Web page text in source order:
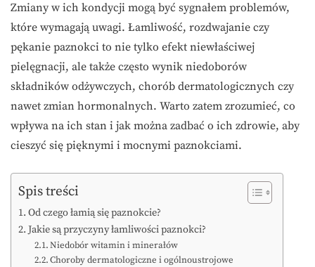
Zmiany w ich kondycji mogą być sygnałem problemów,
które wymagają uwagi. Łamliwość, rozdwajanie czy
pękanie paznokci to nie tylko efekt niewłaściwej
pielęgnacji, ale także często wynik niedoborów
składników odżywczych, chorób dermatologicznych czy
nawet zmian hormonalnych. Warto zatem zrozumieć, co
wpływa na ich stan i jak można zadbać o ich zdrowie, aby
cieszyć się pięknymi i mocnymi paznokciami.
Spis treści
Od czego łamią się paznokcie?
Jakie są przyczyny łamliwości paznokci?
Niedobór witamin i minerałów
Choroby dermatologiczne i ogólnoustrojowe